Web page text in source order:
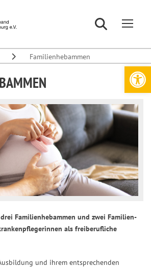
Familienhebammen
Familienhebammen und zwei Familien-
als freiberufliche
und ihrem entsprechenden
Werkzeugleiste öffnen